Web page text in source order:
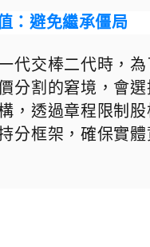
：避免繼承僵局
代交棒二代時，
分割的窘境，會
，透過章程限制
分框架，確保實